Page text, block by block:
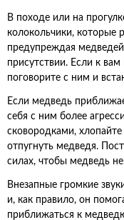
В походе или на
колокольчики, которые
предупреждая
присутствии. Если к
поговорите с ним и
Если медведь
себя с ним более
сковородками,
отпугнуть медведя.
силах, чтобы медведь
Внезапные громкие
и, как правило, он
приближаться к